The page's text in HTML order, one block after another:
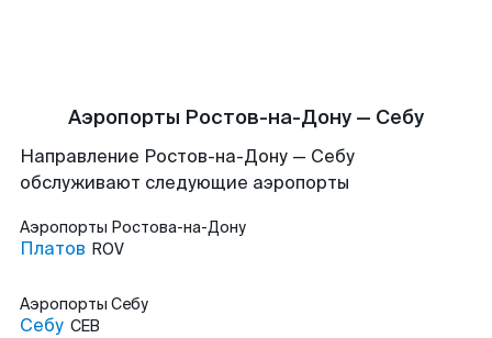
Аэропорты Ростов-на-Дону — Себу
Направление Ростов-на-Дону — Себу
обслуживают следующие аэропорты
Аэропорты Ростова-на-Дону
Платов ROV
Аэропорты Себу
Себу CEB